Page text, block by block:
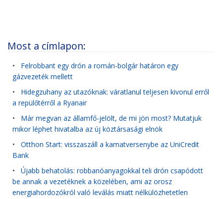
Most a címlapon:
• Felrobbant egy drón a román-bolgár határon egy
gázvezeték mellett
• Hidegzuhany az utazóknak: váratlanul teljesen kivonul erről
a repülőtérről a Ryanair
• Már megvan az államfő-jelölt, de mi jön most? Mutatjuk
mikor léphet hivatalba az új köztársasági elnök
• Otthon Start: visszaszáll a kamatversenybe az UniCredit
Bank
• Újabb behatolás: robbanóanyagokkal teli drón csapódott
be annak a vezetéknek a közelében, ami az orosz
energiahordozókról való leválás miatt nélkülözhetetlen